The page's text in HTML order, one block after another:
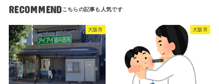
RECOMMEND
大阪市 大阪市